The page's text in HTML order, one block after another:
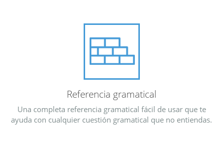
Referencia gramatical
Una completa referencia gramatical fácil de usar que te
ayuda con cualquier cuestión gramatical que no entiendas.